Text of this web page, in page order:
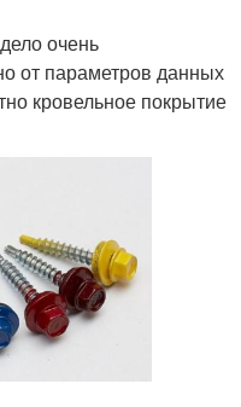
очень
от параметров данных
кровельное покрытие